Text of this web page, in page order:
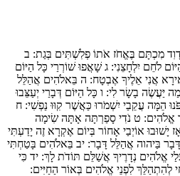
מִכְתָּם בֶּאֱחֹז אֹתוֹ פְלִשְׁתִּים בְּגַת: ב
לֹחֵם יִלְחָצֵנִי: ג שָׁאֲפוּ שׁוֹרְרַי כָּל הַיּוֹם
אֲנִי אֵלֶיךָ אֶבְטָח: ה בֵּאלֹהִים אֲהַלֵּל
יַּעֲשֶׂה בָשָׂר לִי: ו כָּל הַיּוֹם דְּבָרַי יְעַצֵּבוּ
הֵמָּה עֲקֵבַי יִשְׁמֹרוּ כַּאֲשֶׁר קִוּוּ נַפְשִׁי: ח
אֱלֹהִים: ט נֹדִי סָפַרְתָּה אָתָּה שִׂימָה
יָשׁוּבוּ אוֹיְבַי אָחוֹר בְּיוֹם אֶקְרָא זֶה יָדַעְתִּי
בַּיהוה אֲהַלֵּל דָּבָר: יב בֵּאלֹהִים בָּטַחְתִּי
אֱלֹהִים נְדָרֶיךָ אֲשַׁלֵּם תּוֹדֹת לָךְ: יד כִּי
לְהִתְהַלֵּךְ לִפְנֵי אֱלֹהִים בְּאוֹר הַחַיִּים: